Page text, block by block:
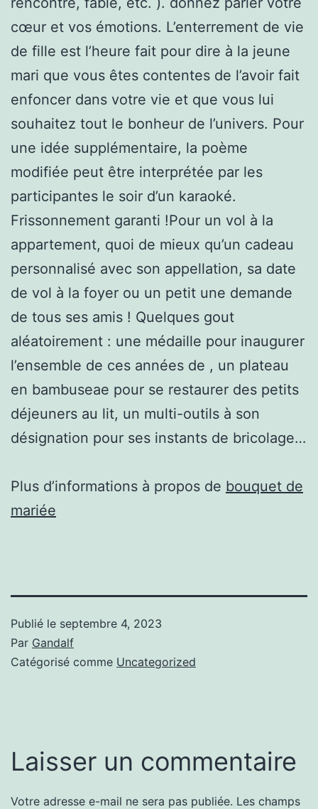
cœur et vos émotions. L’enterrement de vie
de fille est l’heure fait pour dire à la jeune
mari que vous êtes contentes de l’avoir fait
enfoncer dans votre vie et que vous lui
souhaitez tout le bonheur de l’univers. Pour
une idée supplémentaire, la poème
modifiée peut être interprétée par les
participantes le soir d’un karaoké.
Frissonnement garanti !Pour un vol à la
appartement, quoi de mieux qu’un cadeau
personnalisé avec son appellation, sa date
de vol à la foyer ou un petit une demande
de tous ses amis ! Quelques gout
aléatoirement : une médaille pour inaugurer
l’ensemble de ces années de , un plateau
en bambuseae pour se restaurer des petits
déjeuners au lit, un multi-outils à son
désignation pour ses instants de bricolage…
Plus d’informations à propos de bouquet de
mariée
Publié le septembre 4, 2023
Par Gandalf
Catégorisé comme Uncategorized
Laisser un commentaire
Votre adresse e-mail ne sera pas publiée. Les champs